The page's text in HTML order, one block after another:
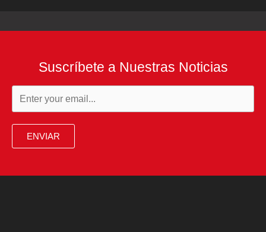
Suscríbete a Nuestras Noticias
ENVIAR